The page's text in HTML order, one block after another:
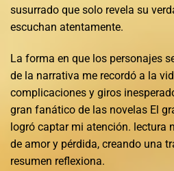
susurrado que solo revela su
escuchan atentamente.
La forma en que los personajes
de la narrativa me recordó a la
complicaciones y giros
gran fanático de las novelas El
logró captar mi atención. lectura
de amor y pérdida, creando una
resumen reflexiona.